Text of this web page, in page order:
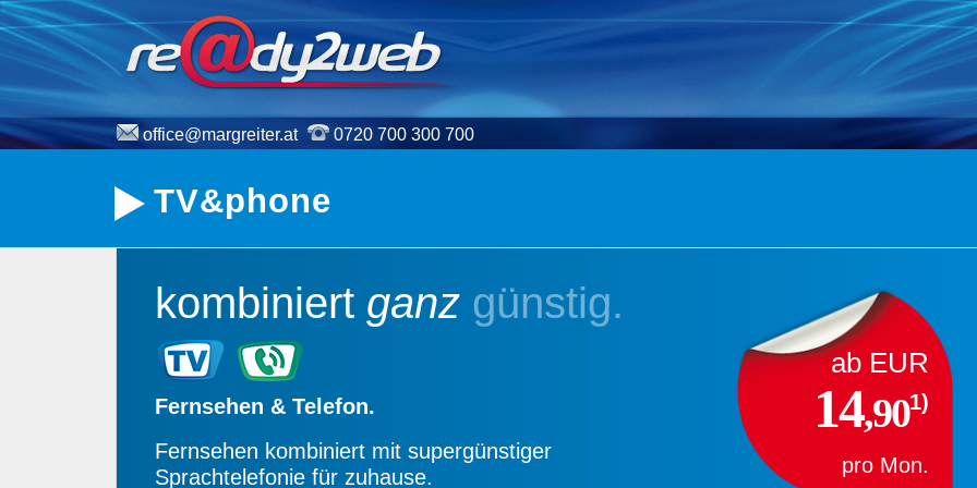
0720 700 300 700
office@margreiter.at
TV&phone
kombiniert ganz günstig.
Fernsehen & Telefon.
Fernsehen kombiniert mit supergünstiger
Sprachtelefonie für zuhause.
ab EUR
14,901)
pro Mon.
00:00 | sky cinema
School Of Rock